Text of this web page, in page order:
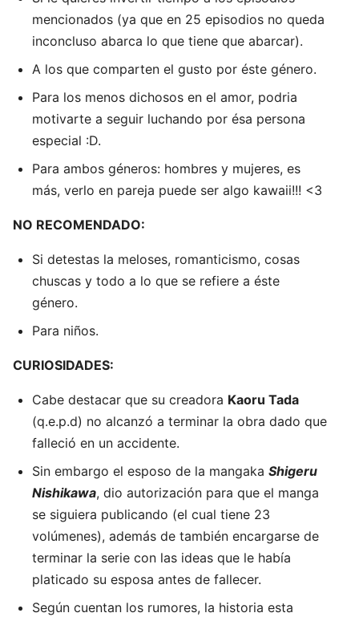
mencionados (ya que en 25 episodios no queda
inconcluso abarca lo que tiene que abarcar).
A los que comparten el gusto por éste género.
Para los menos dichosos en el amor, podria
motivarte a seguir luchando por ésa persona
especial :D.
Para ambos géneros: hombres y mujeres, es
más, verlo en pareja puede ser algo kawaii!!! <3
NO RECOMENDADO:
Si detestas la meloses, romanticismo, cosas
chuscas y todo a lo que se refiere a éste
género.
Para niños.
CURIOSIDADES:
Cabe destacar que su creadora Kaoru Tada
(q.e.p.d) no alcanzó a terminar la obra dado que
falleció en un accidente.
Sin embargo el esposo de la mangaka Shigeru
Nishikawa, dio autorización para que el manga
se siguiera publicando (el cual tiene 23
volúmenes), además de también encargarse de
terminar la serie con las ideas que le había
platicado su esposa antes de fallecer.
Según cuentan los rumores, la historia esta